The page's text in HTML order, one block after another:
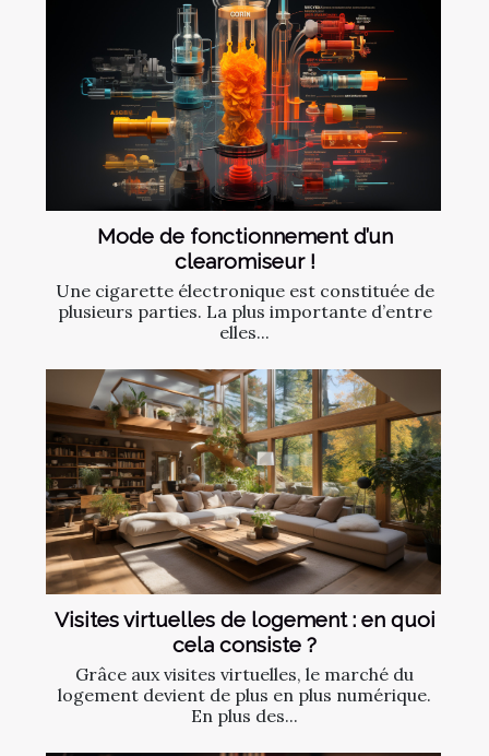
Mode de fonctionnement d’un
clearomiseur !
Une cigarette électronique est constituée de
plusieurs parties. La plus importante d’entre
elles...
Visites virtuelles de logement : en quoi
cela consiste ?
Grâce aux visites virtuelles, le marché du
logement devient de plus en plus numérique.
En plus des...